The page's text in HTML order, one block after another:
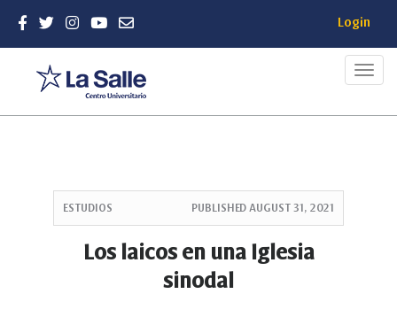
Login
ESTUDIOS PUBLISHED AUGUST 31, 2021
Los laicos en una Iglesia
sinodal